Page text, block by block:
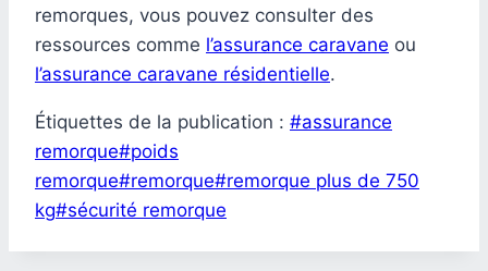
remorques, vous pouvez consulter des
ressources comme l’assurance caravane ou
l’assurance caravane résidentielle.
Étiquettes de la publication : #assurance
remorque#poids
remorque#remorque#remorque plus de 750
kg#sécurité remorque